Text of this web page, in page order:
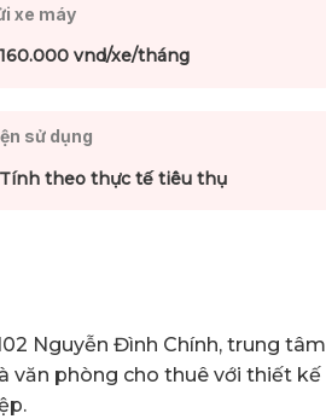
xe máy
160.000 vnd/xe/tháng
sử dụng
Tính theo thực tế tiêu thụ
Nguyễn Đình Chính, trung tâm
văn phòng cho thuê với thiết kế